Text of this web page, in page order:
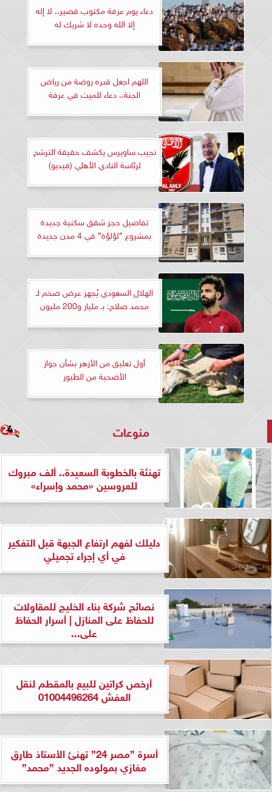
دعاء يوم عرفة مكتوب قصير.. لا إله
إلا الله وحده لا شريك له
اللهم اجعل قبره روضة من رياض
الجنة.. دعاء للميت في عرفة
نجيب ساويرس يكشف حقيقة الترشح
لرئاسة النادي الأهلي (فيديو)
تفاصيل حجز شقق سكنية جديدة
بمشروع ”لؤلؤة” في 4 مدن جديدة
الهلال السعودي يُجهز عرض ضخم لـ
محمد صلاح: بـ مليار و200 مليون
أول تعليق من الأزهر بشأن جواز
الأضحية من الطيور
منوعات
تهنئة بالخطوبة السعيدة.. ألف مبروك
للعروسين «محمد وإسراء»
دليلك لفهم ارتفاع الجبهة قبل التفكير
في أي إجراء تجميلي
نصائح شركة بناء الخليج للمقاولات
للحفاظ على المنازل | أسرار الحفاظ
على...
أرخص كراتين للبيع بالمقطم لنقل
العفش 01004496264
أسرة ”مصر 24” تهنئ الأستاذ طارق
مغازي بمولوده الجديد ”محمد”